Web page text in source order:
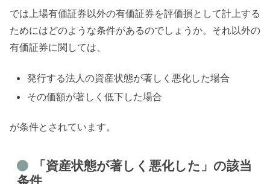
では上場有価証券以外の有価証券を評価損として計上する
ためにはどのような条件があるのでしょうか。それ以外の
有価証券に関しては、
発行する法人の資産状態が著しく悪化した場合
その価額が著しく低下した場合
が条件とされています。
「資産状態が著しく悪化した」の該当
条件